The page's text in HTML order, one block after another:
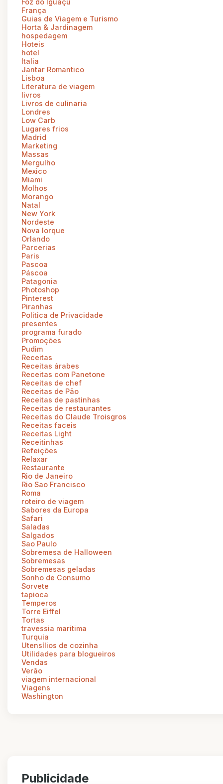
França
Guias de Viagem e Turismo
Horta & Jardinagem
hospedagem
Hoteis
hotel
Italia
Jantar Romantico
Lisboa
Literatura de viagem
livros
Livros de culinaria
Londres
Low Carb
Lugares frios
Madrid
Marketing
Massas
Mergulho
Mexico
Miami
Molhos
Morango
Natal
New York
Nordeste
Nova Iorque
Orlando
Parcerias
Paris
Pascoa
Páscoa
Patagonia
Photoshop
Pinterest
Piranhas
Politica de Privacidade
presentes
programa furado
Promoções
Pudim
Receitas
Receitas árabes
Receitas com Panetone
Receitas de chef
Receitas de Pão
Receitas de pastinhas
Receitas de restaurantes
Receitas do Claude Troisgros
Receitas faceis
Receitas Light
Receitinhas
Refeições
Relaxar
Restaurante
Rio de Janeiro
Rio Sao Francisco
Roma
roteiro de viagem
Sabores da Europa
Safari
Saladas
Salgados
Sao Paulo
Sobremesa de Halloween
Sobremesas
Sobremesas geladas
Sonho de Consumo
Sorvete
tapioca
Temperos
Torre Eiffel
Tortas
travessia maritima
Turquia
Utensílios de cozinha
Utilidades para blogueiros
Vendas
Verão
viagem internacional
Viagens
Washington
Publicidade